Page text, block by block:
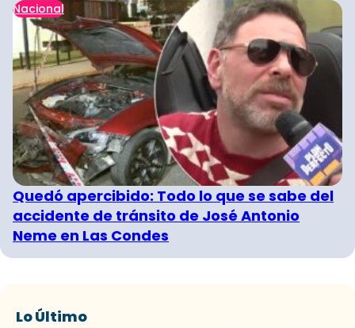
Nacional
Quedó apercibido: Todo lo que se sabe del
accidente de tránsito de José Antonio
Neme en Las Condes
Lo Último